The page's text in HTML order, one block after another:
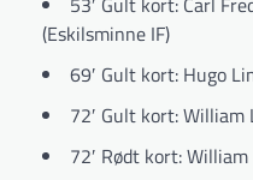
(Eskilsminne IF)
69′ Gult kort: Hugo
72′ Gult kort: William
72′ Rødt kort: